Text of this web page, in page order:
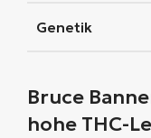
Genetik
Bruce
hohe THC-